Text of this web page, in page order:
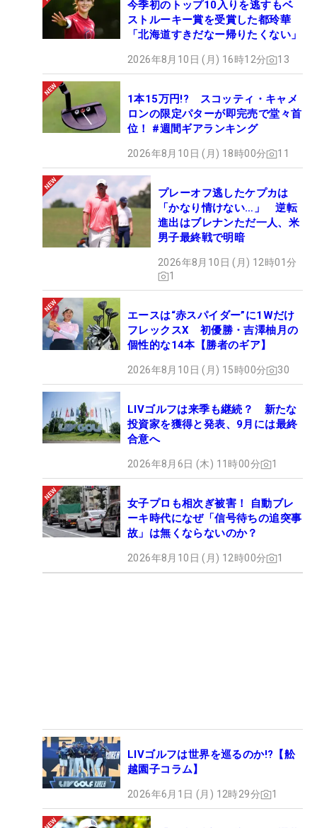
今季初のトップ10入りを逃すもベ
ストルーキー賞を受賞した都玲華
「北海道すきだなー帰りたくない」
2026年8月10日 (月) 16時12分 13
1本15万円!? スコッティ・キャメ
ロンの限定パターが即完売で堂々首
位！ #週間ギアランキング
2026年8月10日 (月) 18時00分 11
プレーオフ逃したケプカは
「かなり情けない…」 逆転
進出はブレナンただ一人、米
男子最終戦で明暗
2026年8月10日 (月) 12時01分
1
エースは“赤スパイダー”に1Wだけ
フレックスX 初優勝・吉澤柚月の
個性的な14本【勝者のギア】
2026年8月10日 (月) 15時00分 30
LIVゴルフは来季も継続？ 新たな
投資家を獲得と発表、9月には最終
合意へ
2026年8月6日 (木) 11時00分 1
女子プロも相次ぎ被害！ 自動ブレ
ーキ時代になぜ「信号待ちの追突事
故」は無くならないのか？
2026年8月10日 (月) 12時00分 1
LIVゴルフは世界を巡るのか!?【舩
越園子コラム】
2026年6月1日 (月) 12時29分 1